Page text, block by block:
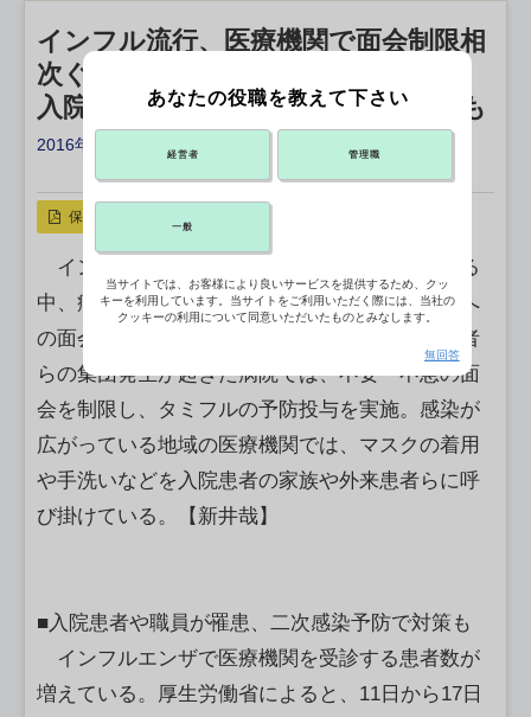
インフル流行、医療機関で面会制限相
次ぐ
入院患者に配慮、タミフル予防投与も
2016年01月25日 14:00
保存
インフルエンザの患者報告数が全国的に増える
中、病院内での感染拡大を防ぐため、入院患者へ
の面会を制限する病院が相次いでいる。入院患者
らの集団発生が起きた病院では、不要・不急の面
会を制限し、タミフルの予防投与を実施。感染が
広がっている地域の医療機関では、マスクの着用
や手洗いなどを入院患者の家族や外来患者らに呼
び掛けている。【新井哉】
■入院患者や職員が罹患、二次感染予防で対策も
インフルエンザで医療機関を受診する患者数が
増えている。厚生労働省によると、11日から17日
あなたの役職を教えて下さい
経営者 管理職
一般
当サイトでは、お客様により良いサービスを提供するため、クッ
キーを利用しています。当サイトをご利用いただく際には、当社の
クッキーの利用について同意いただいたものとみなします。
無回答